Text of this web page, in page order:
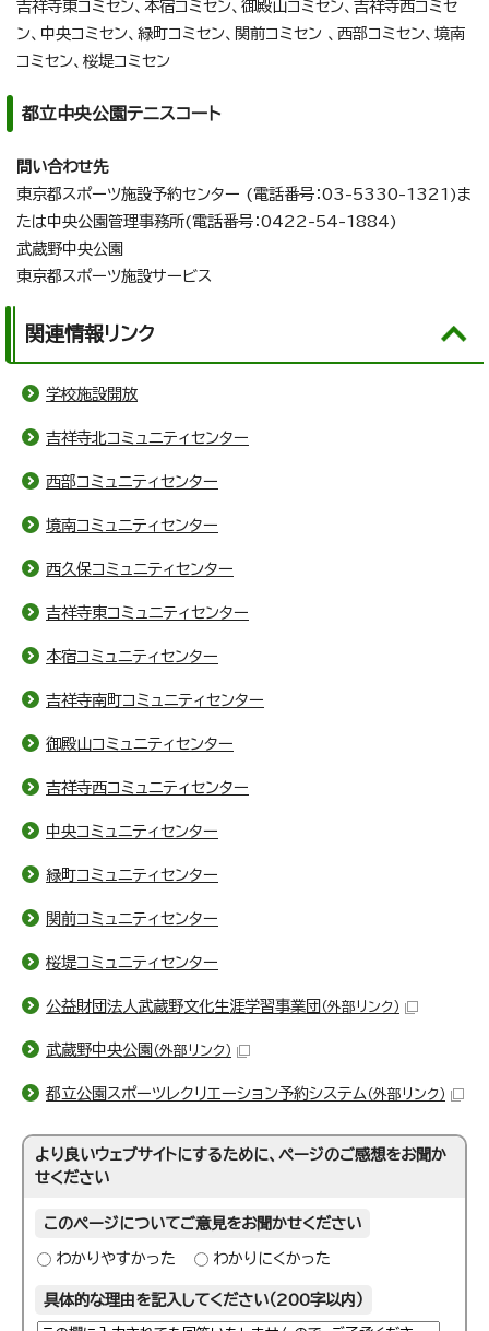
吉祥寺東コミセン、本宿コミセン、御殿山コミセン、吉祥寺西コミセ
ン、中央コミセン、緑町コミセン、関前コミセン 、西部コミセン、境南
コミセン、桜堤コミセン
都立中央公園テニスコート
問い合わせ先
東京都スポーツ施設予約センター (電話番号：03-5330-1321)ま
たは中央公園管理事務所(電話番号：0422-54-1884)
武蔵野中央公園
東京都スポーツ施設サービス
関連情報リンク
学校施設開放
吉祥寺北コミュニティセンター
西部コミュニティセンター
境南コミュニティセンター
西久保コミュニティセンター
吉祥寺東コミュニティセンター
本宿コミュニティセンター
吉祥寺南町コミュニティセンター
御殿山コミュニティセンター
吉祥寺西コミュニティセンター
中央コミュニティセンター
緑町コミュニティセンター
関前コミュニティセンター
桜堤コミュニティセンター
公益財団法人武蔵野文化生涯学習事業団 （外部リンク）
武蔵野中央公園 （外部リンク）
都立公園スポーツレクリエーション予約システム （外部リンク）
より良いウェブサイトにするために、ページのご感想をお聞か
せください
このページについてご意見をお聞かせください
わかりやすかった わかりにくかった
具体的な理由を記入してください（200字以内）